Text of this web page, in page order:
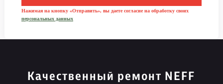
Нажимая на кнопку «Отправить», вы даете согласие на обработку своих
персональных данных
Качественный ремонт NEFF